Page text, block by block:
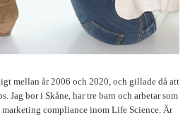
mellan år 2006 och 2020, och gillade då att
Jag bor i Skåne, har tre barn och arbetar som
compliance inom Life Science. Är